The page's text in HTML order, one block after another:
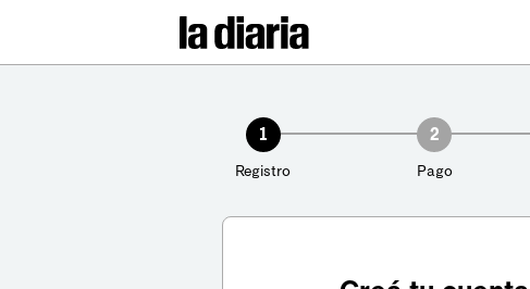
1
Registro
2
Pago